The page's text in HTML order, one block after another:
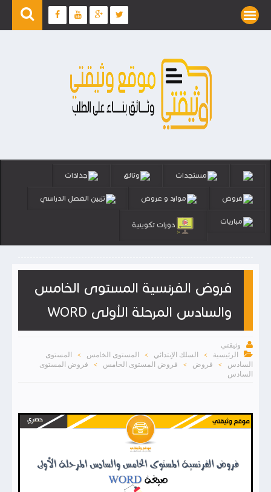
مستجدات وثائق جذاذات
فروض موارد و عروض تزيين الفصل الدراسي
مباريات دورات تكوينية
فروض الفرنسية المستوى الخامس
والسادس المرحلة الأولى WORD

وثيقتي

الرئيسية > السلك الإبتدائي > المستوى الخامس >
المستوى
السادس
> فروض > فروض المستوى الخامس >
فروض المستوى
السادس